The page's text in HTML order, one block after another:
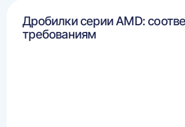
Дробилки серии AMD:
требованиям